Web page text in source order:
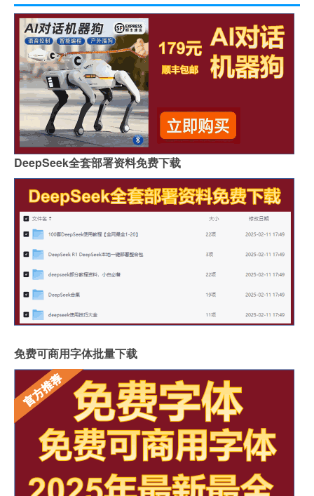
DeepSeek全套部署资料免费下载
免费可商用字体批量下载